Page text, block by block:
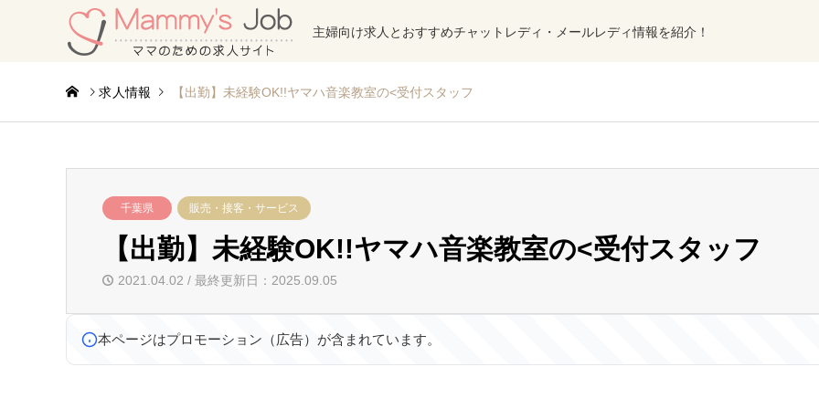
主婦向け求人とおすすめチャットレディ・メールレディ情報を紹介！
求人情報 【出勤】未経験OK!!ヤマハ音楽教室の<受付スタッフ
千葉県 販売・接客・サービス
【出勤】未経験OK!!ヤマハ音楽教室の<受付スタッフ
2021.04.02 / 最終更新日：2025.09.05
本ページはプロモーション（広告）が含まれています。